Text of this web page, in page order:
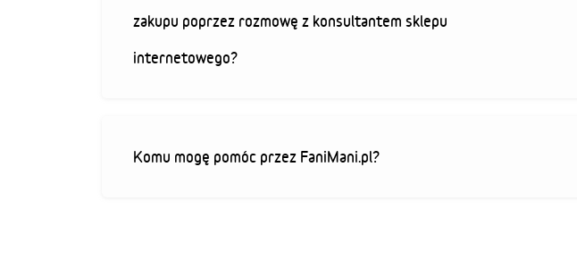
zakupu poprzez rozmowę z konsultantem sklepu
internetowego?
Komu mogę pomóc przez FaniMani.pl?